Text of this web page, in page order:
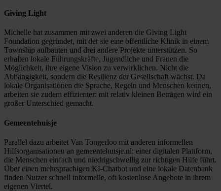
Giving Light
Michelle hat zusammen mit zwei anderen die Giving Light
Foundation gegründet, mit der sie eine öffentliche Klinik in einem
Township aufbauten und drei andere Projekte unterstützen. So
erhalten lokale Führungskräfte, Jugendliche und Frauen die
Möglichkeit, ihre eigene Vision zu verwirklichen. Nicht die
Abhängigkeit, sondern die Resilienz der Gesellschaft wächst. Da
lokale Organisationen die Sprache, Regeln und Menschen kennen,
arbeiten sie zudem effizienter: mit relativ kleinen Beträgen wird ein
großer Unterschied gemacht.
Gemeentehuisje
Parallel dazu arbeitet Van Tongerloo mit anderen informellen
Hilfsorganisationen an gemeentehuisje.nl: einer digitalen Plattform,
die Menschen einfach und niedrigschwellig zur richtigen Hilfe führt.
Über einen mehrsprachigen KI-Chatbot und eine lokale Datenbank
finden Nutzer schnell informelle, oft kostenlose Angebote in ihrem
eigenen Viertel.